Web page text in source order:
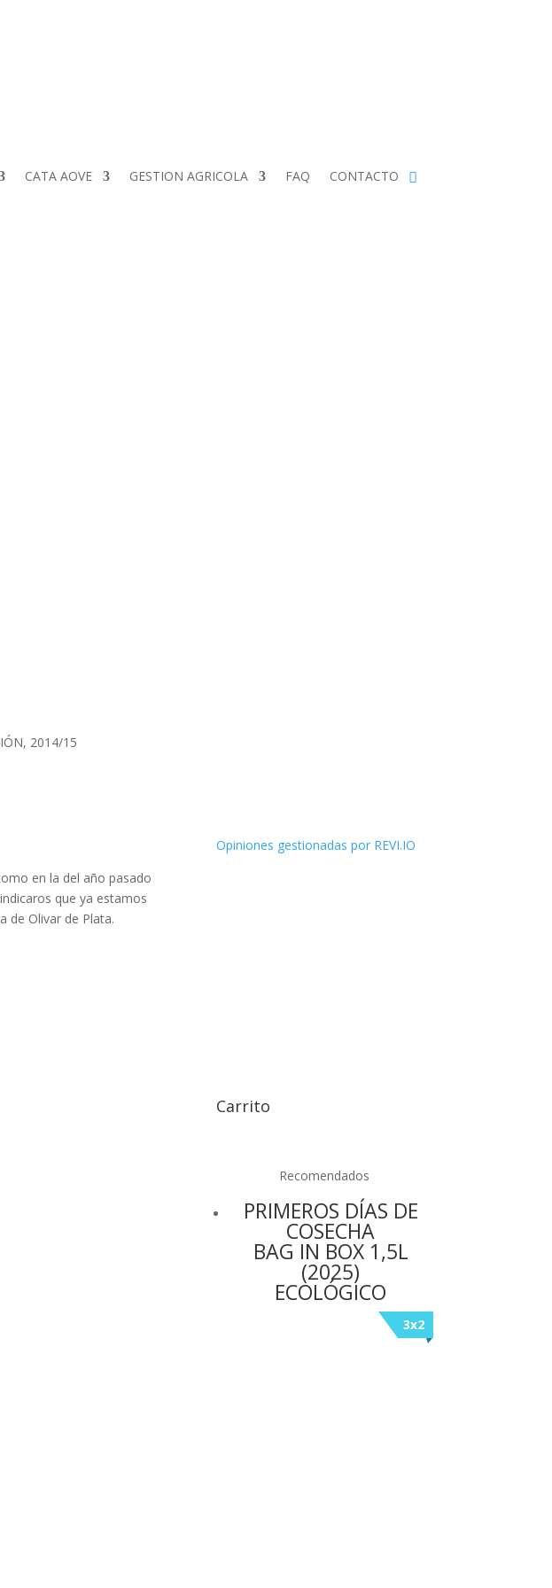
CATA AOVE GESTION AGRICOLA FAQ CONTACTO
2014/15
en la del año pasado
que ya estamos
de Olivar de Plata.
Opiniones gestionadas por REVI.IO
Carrito
Recomendados
PRIMEROS DÍAS DE
COSECHA
BAG IN BOX 1,5L
(2025)
ECOLÓGICO
3x2